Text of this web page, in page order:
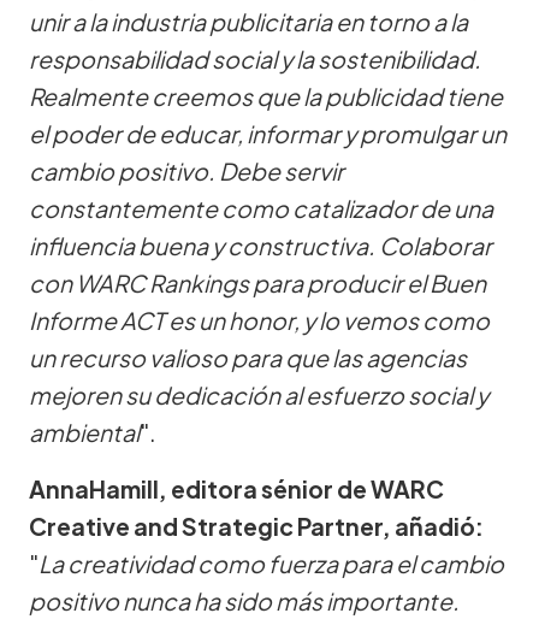
unir a la industria publicitaria en torno a la
responsabilidad social y la sostenibilidad.
Realmente creemos que la publicidad tiene
el poder de educar, informar y promulgar un
cambio positivo. Debe servir
constantemente como catalizador de una
influencia buena y constructiva. Colaborar
con WARC Rankings para producir el Buen
Informe ACT es un honor, y lo vemos como
un recurso valioso para que las agencias
mejoren su dedicación al esfuerzo social y
ambiental".
AnnaHamill, editora sénior de WARC
Creative and Strategic Partner, añadió:
"La creatividad como fuerza para el cambio
positivo nunca ha sido más importante.